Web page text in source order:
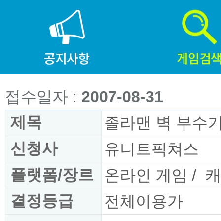
접수일자 : 2007-08-31
제목
졸라맨 벽 부수
신청사
유니트픽쳐스
플랫폼/장르
온라인 게임 /
결정등급
전체이용가